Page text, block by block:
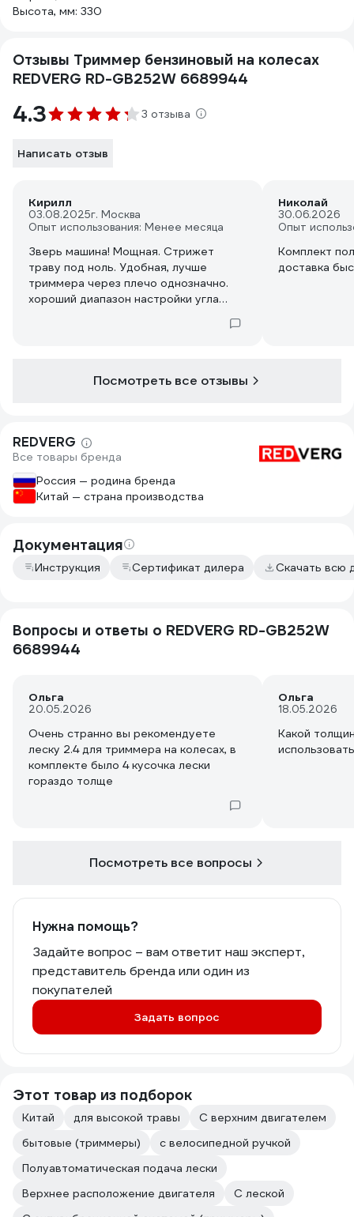
Высота, мм: 330
Отзывы Триммер бензиновый на колесах
REDVERG RD-GB252W 6689944
4.3 3 отзыва
Написать отзыв
Кирилл
03.08.2025г. Москва
Опыт использования: Менее месяца
Зверь машина! Мощная. Стрижет
траву под ноль. Удобная, лучше
триммера через плечо однозначно.
хороший диапазон настройки угла
относительно двигателя и плоскости
если уборка травы критична,
Николай
30.06.2026
Опыт
Комплект
доставка
Посмотреть все отзывы
REDVERG
Все товары бренда
Россия — родина бренда
Китай — страна производства
Документация
Инструкция Сертификат дилера Скачать всю
Вопросы и ответы о REDVERG RD-GB252W
6689944
Ольга
20.05.2026
Очень странно вы рекомендуете
леску 2.4 для триммера на колесах, в
комплекте было 4 кусочка лески
гораздо толще
Ольга
18.05.2026
Какой
Посмотреть все вопросы
Нужна помощь?
Задайте вопрос – вам ответит наш эксперт,
представитель бренда или один из
покупателей
Задать вопрос
Этот товар из подборок
Китай для высокой травы
С верхним двигателем
бытовые (триммеры)
с велосипедной ручкой
Полуавтоматическая подача лески
Верхнее расположение двигателя
С леской